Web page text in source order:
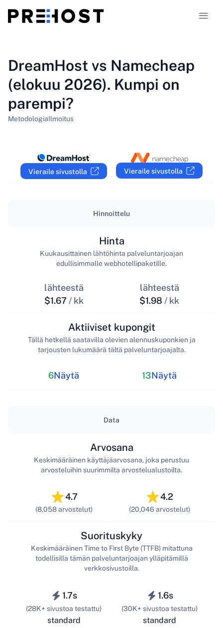
Vertailut
Kupongit 319
FI
DreamHost vs Namecheap
(elokuu 2026). Kumpi on
parempi?
MetodologiaIlmoitus
Vieraile sivustolla Vieraile sivustolla
Hinnoittelu
lähteestä
$1.67 / kk
Hinta
Kuukausittainen lähtöhinta palveluntarjoajan
edullisimmalle webhotellipaketille.
lähteestä
$1.98 / kk
6Näytä
Aktiiviset kupongit
Tällä hetkellä saatavilla olevien alennuskuponkien ja
tarjousten lukumäärä tältä palveluntarjoajalta.
13Näytä
Data
4.7
(8,058 arvostelut)
Arvosana
Keskimääräinen käyttäjäarvosana, joka perustuu
arvosteluihin suurimmilta arvostelualustoilta.
4.2
(20,046 arvostelut)
1.7s
(28K+ sivustoa testattu)
standard
Suorituskyky
Keskimääräinen Time to First Byte (TTFB) mitattuna
todellisilla tämän palveluntarjoajan ylläpitämillä
verkkosivustoilla.
1.6s
(30K+ sivustoa testattu)
standard